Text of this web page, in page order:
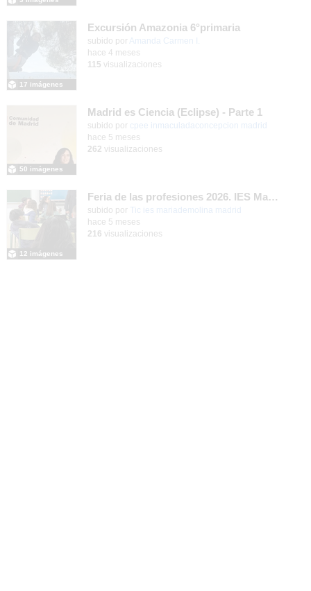
Excursión Amazonia 6°primaria
subido por Amanda Carmen I.
17 imágenes
hace 4 meses
115 visualizaciones
Madrid es Ciencia (Eclipse) - Parte 1
subido por cpee inmaculadaconcepcion madrid
50 imágenes
hace 5 meses
262 visualizaciones
Feria de las profesiones 2026. IES María de Molina
subido por Tic ies mariademolina madrid
12 imágenes
hace 5 meses
216 visualizaciones